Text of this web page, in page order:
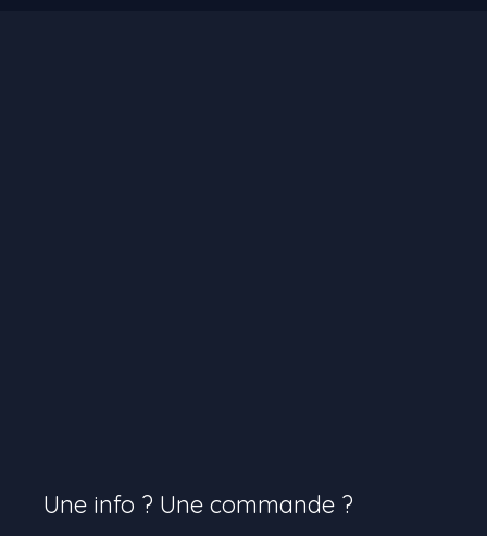
Une info ? Une commande ?